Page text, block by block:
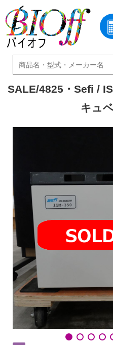
中古機器検索
SALE/4825・Sefi /
キュ